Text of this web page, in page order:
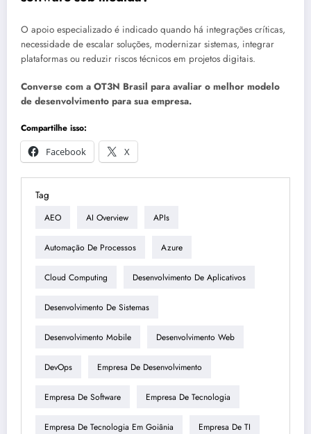
O apoio especializado é indicado quando há integrações críticas,
necessidade de escalar soluções, modernizar sistemas, integrar
plataformas ou reduzir riscos técnicos em projetos digitais.
Converse com a OT3N Brasil para avaliar o melhor modelo
de desenvolvimento para sua empresa.
Compartilhe isso:
Facebook
X
Tag
AEO AI Overview APIs
Automação De Processos Azure
Cloud Computing Desenvolvimento De Aplicativos
Desenvolvimento De Sistemas
Desenvolvimento Mobile Desenvolvimento Web
DevOps Empresa De Desenvolvimento
Empresa De Software Empresa De Tecnologia
Empresa De Tecnologia Em Goiânia Empresa De TI